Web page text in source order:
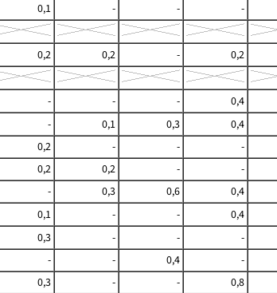
0,1 - -
-
0,2 0,2 -
0,2
- - -
0,4
- 0,1 0,3
0,4
0,2 - -
-
0,2 0,2 -
-
- 0,3 0,6
0,4
0,1 - -
0,4
0,3 - -
-
- - 0,4
-
0,3 - -
0,8